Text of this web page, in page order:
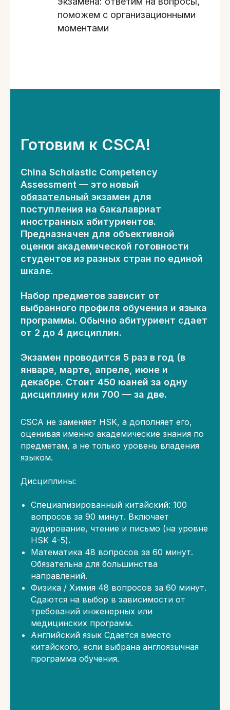
поможем с организационными
моментами
Готовим к CSCA!
China Scholastic Competency
Assessment — это новый
обязательный экзамен для
поступления на бакалавриат
иностранных абитуриентов.
Предназначен для объективной
оценки академической готовности
студентов из разных стран по единой
шкале.
Набор предметов зависит от
выбранного профиля обучения и языка
программы. Обычно абитуриент сдает
от 2 до 4 дисциплин.
Экзамен проводится 5 раз в год (в
январе, марте, апреле, июне и
декабре. Стоит 450 юаней за одну
дисциплину или 700 — за две.
CSCA не заменяет HSK, а дополняет его,
оценивая именно академические знания по
предметам, а не только уровень владения
языком.
Дисциплины:
Специализированный китайский: 100
вопросов за 90 минут. Включает
аудирование, чтение и письмо (на уровне
HSK 4-5).
​Математика 48 вопросов за 60 минут.
Обязательна для большинства
направлений.
​Физика / Химия 48 вопросов за 60 минут.
Сдаются на выбор в зависимости от
требований инженерных или
медицинских программ.
Английский язык Сдается вместо
китайского, если выбрана англоязычная
программа обучения.